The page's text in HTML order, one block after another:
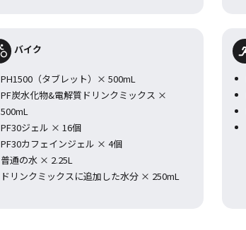
バイク
PH1500（タブレット）× 500mL
PF炭水化物&電解質ドリンクミックス ×
500mL
PF30ジェル × 16個
PF30カフェインジェル × 4個
普通の水 × 2.25L
ドリンクミックスに追加した水分 × 250mL